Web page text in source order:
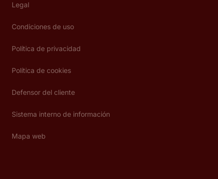
Legal
Condiciones de uso
Política de privacidad
Política de cookies
Defensor del cliente
Sistema interno de información
Mapa web